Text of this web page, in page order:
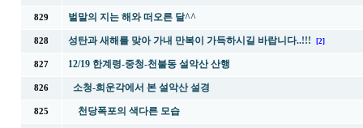
829 벌말의 지는 해와 떠오른 달^^
828 성탄과 새해를 맞아 가내 만복이 가득하시길 바랍니다..!!! [2]
827 12/19 한계령-중청-천불동 설악산 산행
826 소청-희운각에서 본 설악산 설경
825 천당폭포의 색다른 모습